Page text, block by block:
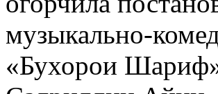
музыкально-
«Бухорои